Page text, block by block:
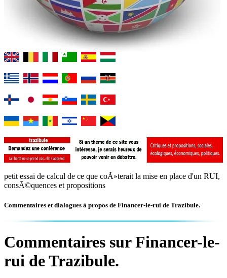
petit essai de calcul de ce que coÃ»terait la mise en place d'un RUI,
consÃ©quences et propositions
Commentaires et dialogues à propos de Financer-le-rui de Trazibule.
Commentaires sur Financer-le-
rui de Trazibule.